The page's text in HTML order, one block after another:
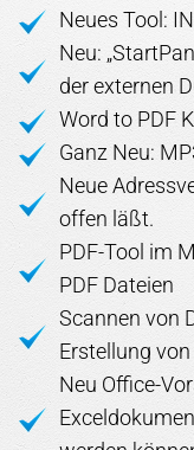
Neues Tool:
Neu:
der externen
Word to PDF
Ganz Neu:
Neue
offen läßt.
PDF-Tool im
PDF Dateien
Scannen von
Erstellung von
Neu Office-